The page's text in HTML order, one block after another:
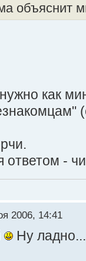
объяснит
как
-
2006, 14:41
Ну